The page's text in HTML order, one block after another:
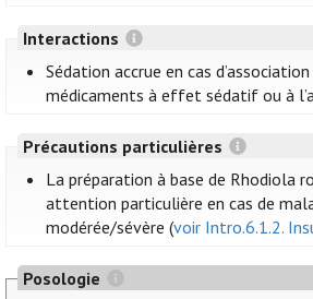
Interactions
Sédation accrue en cas d’association
médicaments à effet sédatif ou à
Précautions particulières
La préparation à base de Rhodiola
attention particulière en cas de
modérée/sévère (voir Intro.6.1.2.
Posologie